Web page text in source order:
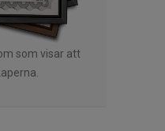
som visar att